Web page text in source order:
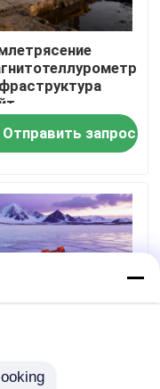
в журнал
Отправить запрос